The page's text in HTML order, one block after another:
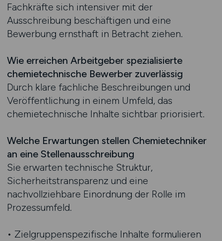
Fachkräfte sich intensiver mit der
Ausschreibung beschäftigen und eine
Bewerbung ernsthaft in Betracht ziehen.
Wie erreichen Arbeitgeber spezialisierte
chemietechnische Bewerber zuverlässig
Durch klare fachliche Beschreibungen und
Veröffentlichung in einem Umfeld, das
chemietechnische Inhalte sichtbar priorisiert.
Welche Erwartungen stellen Chemietechniker
an eine Stellenausschreibung
Sie erwarten technische Struktur,
Sicherheitstransparenz und eine
nachvollziehbare Einordnung der Rolle im
Prozessumfeld.
• Zielgruppenspezifische Inhalte formulieren